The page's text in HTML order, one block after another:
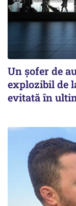
Un șofer de
explozibil de
evitată în